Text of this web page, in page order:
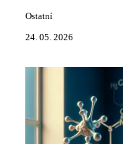
Ostatní
24. 05. 2026